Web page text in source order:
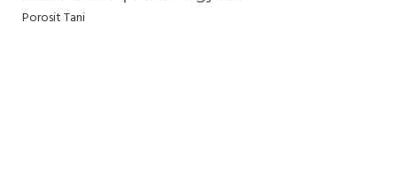
Porosit Tani